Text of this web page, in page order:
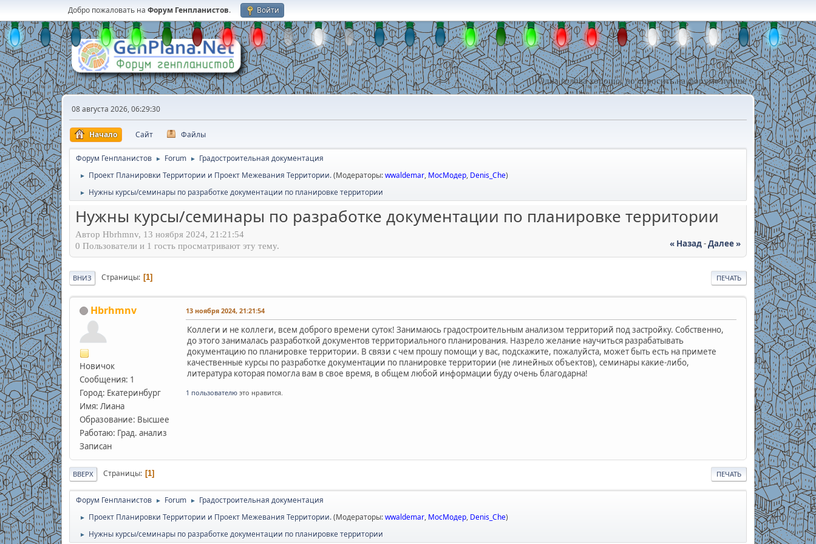
Добро пожаловать на Форум Генпланистов. Войти
Одна голова хорошо, но спросить на форуме лучше !
08 августа 2026, 06:29:30
Начало Сайт Файлы
Форум Генпланистов ► Forum ► Градостроительная документация
► Проект Планировки Территории и Проект Межевания Территории.(Модераторы:wwaldemar, МосМодер, Denis_Che)
► Нужны курсы/семинары по разработке документации по планировке территории
Нужны курсы/семинары по разработке документации по планировке территории
Автор Hbrhmnv, 13 ноября 2024, 21:21:54
« Назад-Далее »
0 Пользователи и 1 гость просматривают эту тему.
ПЕЧАТЬ
ВНИЗ Страницы 1
Hbrhmnv
Новичок
Сообщения: 1
Город: Екатеринбург
Имя: Лиана
Образование: Высшее
Работаю: Град. анализ
Записан
13 ноября 2024, 21:21:54
Коллеги и не коллеги, всем доброго времени суток! Занимаюсь градостроительным анализом территорий под застройку. Собственно,
до этого занималась разработкой документов территориального планирования. Назрело желание научиться разрабатывать
документацию по планировке территории. В связи с чем прошу помощи у вас, подскажите, пожалуйста, может быть есть на примете
качественные курсы по разработке документации по планировке территории (не линейных объектов), семинары какие-либо,
литература которая помогла вам в свое время, в общем любой информации буду очень благодарна!
1 пользователюэто нравится.
ПЕЧАТЬ
ВВЕРХ Страницы 1
Форум Генпланистов ► Forum ► Градостроительная документация
► Проект Планировки Территории и Проект Межевания Территории.(Модераторы:wwaldemar, МосМодер, Denis_Che)
► Нужны курсы/семинары по разработке документации по планировке территории